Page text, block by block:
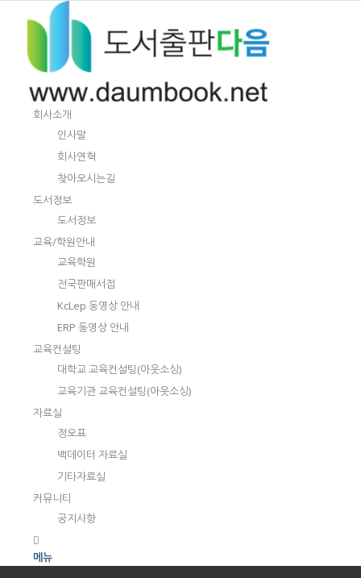
회사소개
인사말
회사연혁
찾아오시는길
도서정보
도서정보
교육/학원안내
교육학원
전국판매서점
KcLep 동영상 안내
ERP 동영상 안내
교육컨설팅
대학교 교육컨설팅(아웃소싱)
교육기관 교육컨설팅(아웃소싱)
자료실
정오표
백데이터 자료실
기타자료실
커뮤니티
공지사항
메뉴